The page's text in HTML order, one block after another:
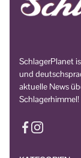
SchlagerPlanet
und
aktuelle News
Schlagerhimmel!